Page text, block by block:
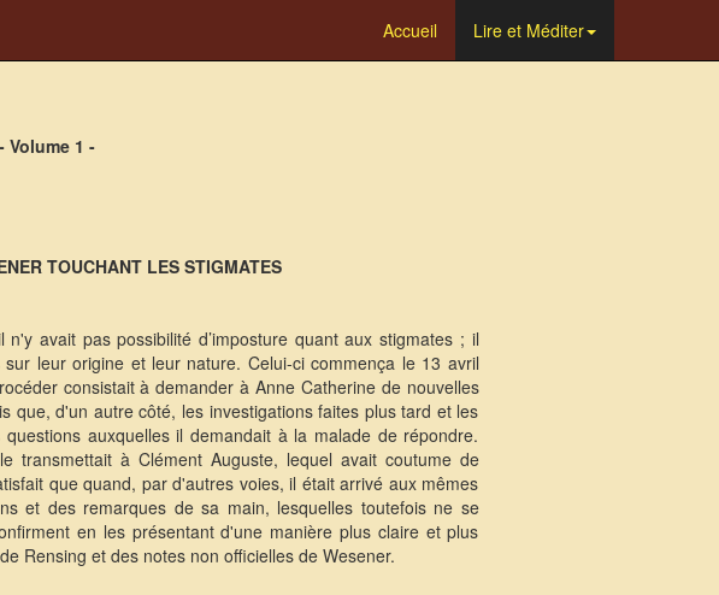
Accueil Lire et Méditer
Volume 1 -
TOUCHANT LES STIGMATES
avait pas possibilité d’imposture quant aux stigmates ; il
leur origine et leur nature. Celui-ci commença le 13 avril
consistait à demander à Anne Catherine de nouvelles
que, d'un autre côté, les investigations faites plus tard et les
auxquelles il demandait à la malade de répondre.
à Clément Auguste, lequel avait coutume de
que quand, par d'autres voies, il était arrivé aux mêmes
et des remarques de sa main, lesquelles toutefois ne se
en les présentant d'une manière plus claire et plus
Rensing et des notes non officielles de Wesener.